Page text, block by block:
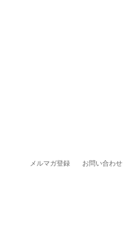
メルマガ登録 お問い合わせ